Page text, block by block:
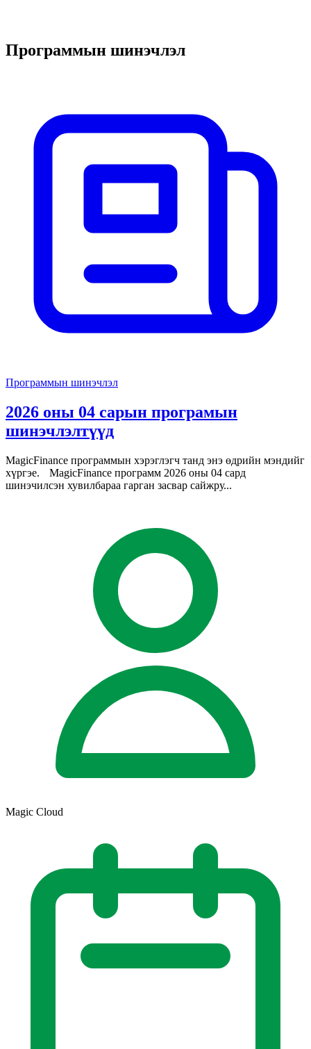
Программын шинэчлэл
Программын шинэчлэл
2026 оны 04 сарын програмын
шинэчлэлтүүд
MagicFinance программын хэрэглэгч танд энэ өдрийн мэндийг
хүргэе. MagicFinance программ 2026 оны 04 сард
шинэчилсэн хувилбараа гарган засвар сайжру...
Magic Cloud